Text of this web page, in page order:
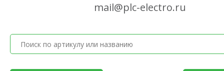
mail@plc-electro.ru